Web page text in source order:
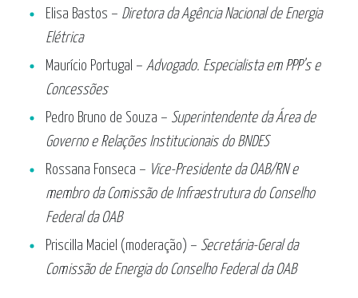
Elisa Bastos – Diretora da Agência Nacional de Energia
Elétrica
Maurício Portugal –Advogado. Especialista em PPP’s e
Concessões
Pedro Bruno de Souza – Superintendente da Área de
Governo e Relações Institucionais do BNDES
Rossana Fonseca – Vice-Presidente da OAB/RN e
membro da Comissão de Infraestrutura do Conselho
Federal da OAB
Priscilla Maciel (moderação) – Secretária-Geral da
Comissão de Energia do Conselho Federal da OAB